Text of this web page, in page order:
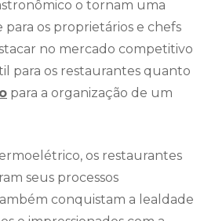
o tornam uma
os proprietários e chefs
no mercado competitivo
para os restaurantes quanto
para a organização de um
os restaurantes
seus processos
conquistam a lealdade